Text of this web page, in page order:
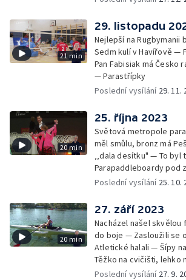
21 min
29. listopadu
Nejlepší na Rugbymanii
Sedm kulí v Havířově —
Pan Fabisiak má Česko
— Parastřípky
Poslední vysílání 29. 11.
20 min
25. října 2023
Světová metropole
měl smůlu, bronz má
‚‚dala desítku" — To byl
Parapaddleboardy pod
chce do Pažíže —
Poslední vysílání 25. 10.
20 min
27. září 2023
Nacházel našel skvělou
do boje — Zasloužili se
Atletické halali — Šípy
Těžko na cvičišti, lehko
— Parastřípky
Poslední vysílání 27. 9.